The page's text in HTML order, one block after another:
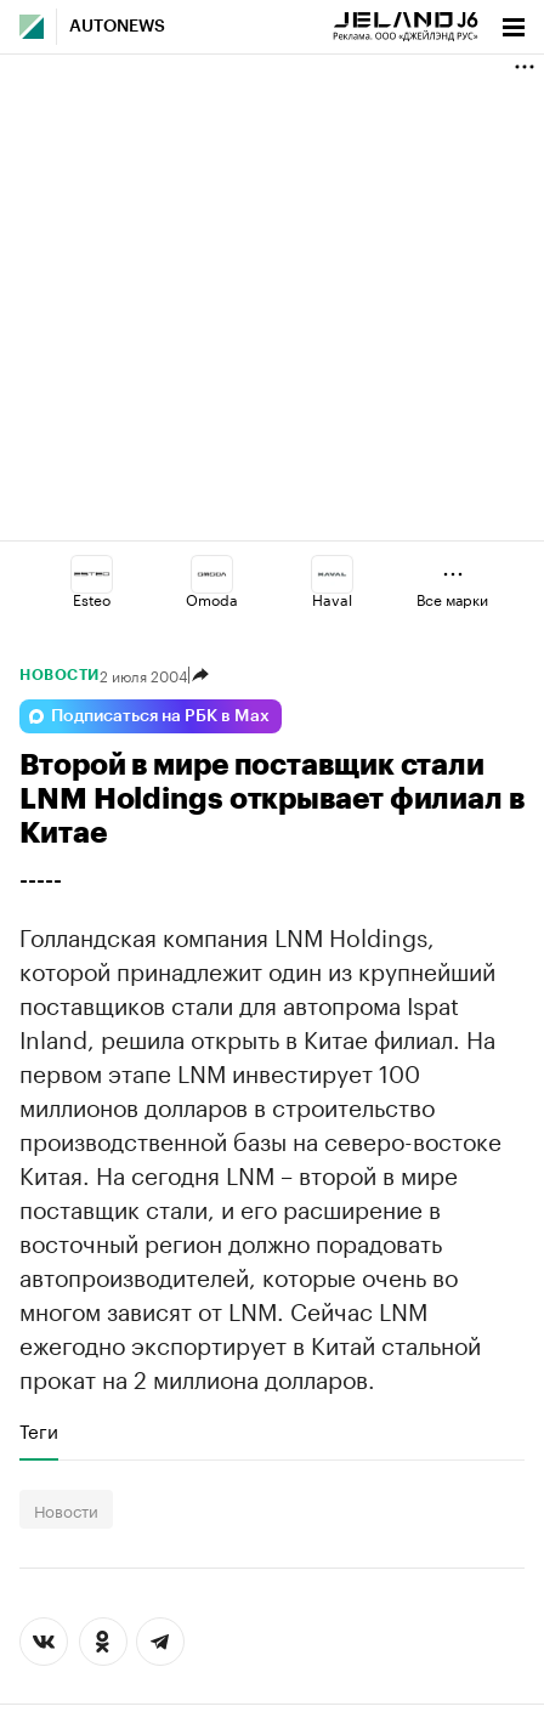
AUTONEWS
Esteo Omoda Haval
Volga Voyah
Lada Changan Geely
Все марки
НОВОСТИ 2 июля 2004
Подписаться на РБК в Max
Второй в мире поставщик стали
LNM Holdings открывает филиал в
Китае
-----
Голландская компания LNM Holdings,
которой принадлежит один из крупнейший
поставщиков стали для автопрома Ispat
Inland, решила открыть в Китае филиал. На
первом этапе LNM инвестирует 100
миллионов долларов в строительство
производственной базы на северо-востоке
Китая. На сегодня LNM – второй в мире
поставщик стали, и его расширение в
восточный регион должно порадовать
автопроизводителей, которые очень во
многом зависят от LNM. Сейчас LNM
ежегодно экспортирует в Китай стальной
прокат на 2 миллиона долларов.
Теги
Новости